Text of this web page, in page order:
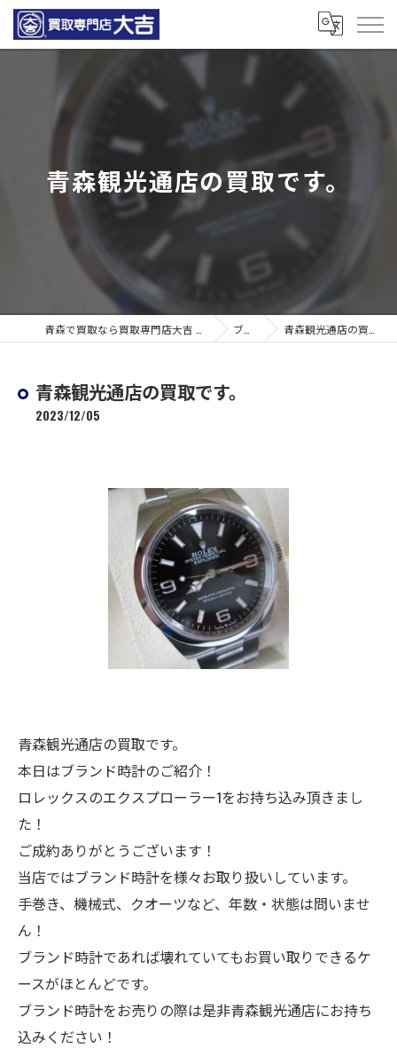
青森観光通店の買取です。
ブログ 青森観光通店の買取です。
青森観光通店の買取です。
2023/12/05
青森観光通店の買取です。
本日はブランド時計のご紹介！
ロレックスのエクスプローラー1をお持ち込み頂きまし
た！
ご成約ありがとうございます！
当店ではブランド時計を様々お取り扱いしています。
手巻き、機械式、クオーツなど、年数・状態は問いませ
ん！
ブランド時計であれば壊れていてもお買い取りできるケ
ースがほとんどです。
ブランド時計をお売りの際は是非青森観光通店にお持ち
込みください！